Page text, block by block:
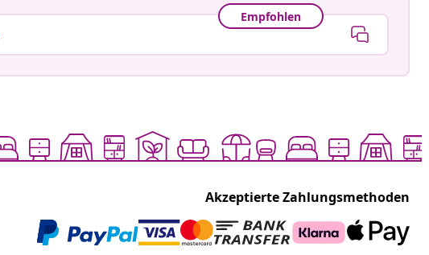
Empfohlen
Akzeptierte Zahlungsmethoden